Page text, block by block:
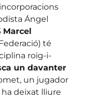
Ángel
Marcel
té
roig-i-
un davanter
un jugador
deixat lliure